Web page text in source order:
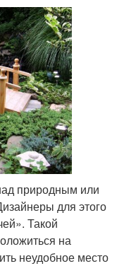
природным или
для этого
Такой
на
неудобное место